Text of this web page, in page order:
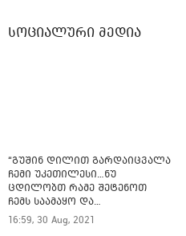
სოციალური მედია
“გუშინ დილით გარდაიცვალა
ჩემი უკეთილესი…ნუ
ცდილობთ რამე შეტენოთ
ჩემს საამაყო და
არაჩვეულებრივ ძამიკოს!” –
გარდაცვლილი ფიტნეს-
16:59, 30 Aug, 2021